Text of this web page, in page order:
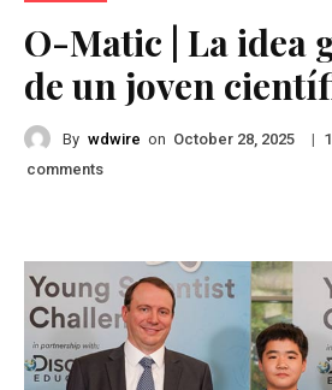
O-Matic | La idea
de un joven
By wdwire on October 28, 2025 |
comments